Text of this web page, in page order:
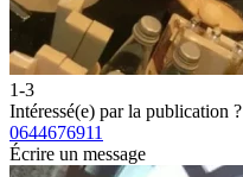
1-3
Intéressé(e) par la publication ?
0644676911
Écrire un message